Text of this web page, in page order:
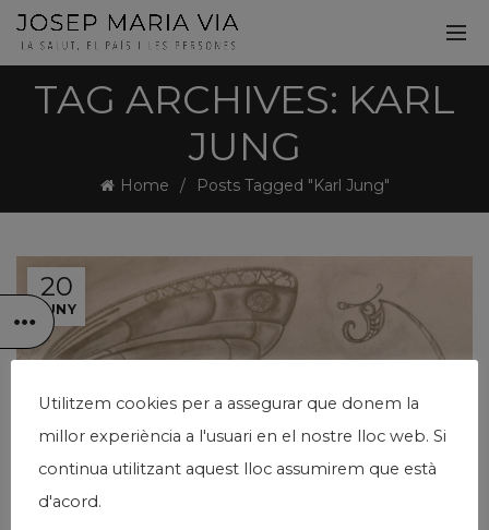
TAG ARCHIVES: KARL
JUNG
Home Posts Tagged "Karl Jung"
20
JUNY
Utilitzem cookies per a assegurar que donem la
millor experiència a l'usuari en el nostre lloc web. Si
continua utilitzant aquest lloc assumirem que està
d'acord.